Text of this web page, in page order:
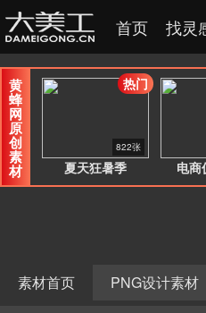
首页 找灵
黄
蜂
网
原
创
素
材 夏天狂暑季
822张
热门
电商
素材首页
PNG设计素材